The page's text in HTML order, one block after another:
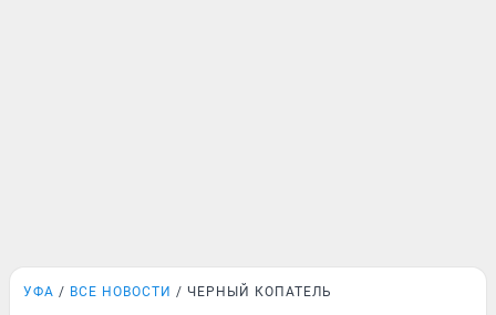
УФА ВСЕ НОВОСТИ ЧЕРНЫЙ КОПАТЕЛЬ